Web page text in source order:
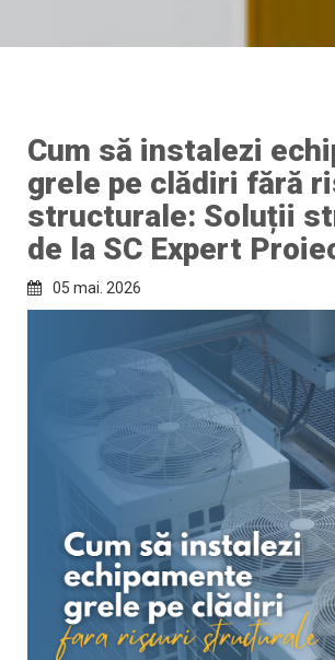
Cum să instalezi
grele pe clădiri fără
structurale: Soluții
de la SC Expert
05 mai. 2026